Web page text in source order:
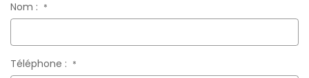
Nom : *
Téléphone : *